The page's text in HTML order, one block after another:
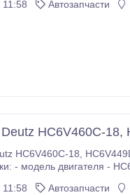
11:58
Автозапчасти
HC6V460C-18,
HC6V449D-15 / Двигатель / Engine Состояние: новый Технические
- HC6V460C-18; - количество цилиндров - 6; - тип топлива -
11:58
Автозапчасти